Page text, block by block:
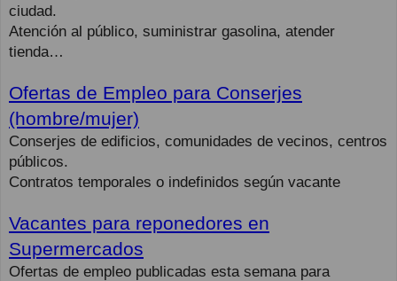
ciudad.
Atención al público, suministrar gasolina, atender
tienda…
Ofertas de Empleo para Conserjes
(hombre/mujer)
Conserjes de edificios, comunidades de vecinos, centros
públicos.
Contratos temporales o indefinidos según vacante
Vacantes para reponedores en
Supermercados
Ofertas de empleo publicadas esta semana para